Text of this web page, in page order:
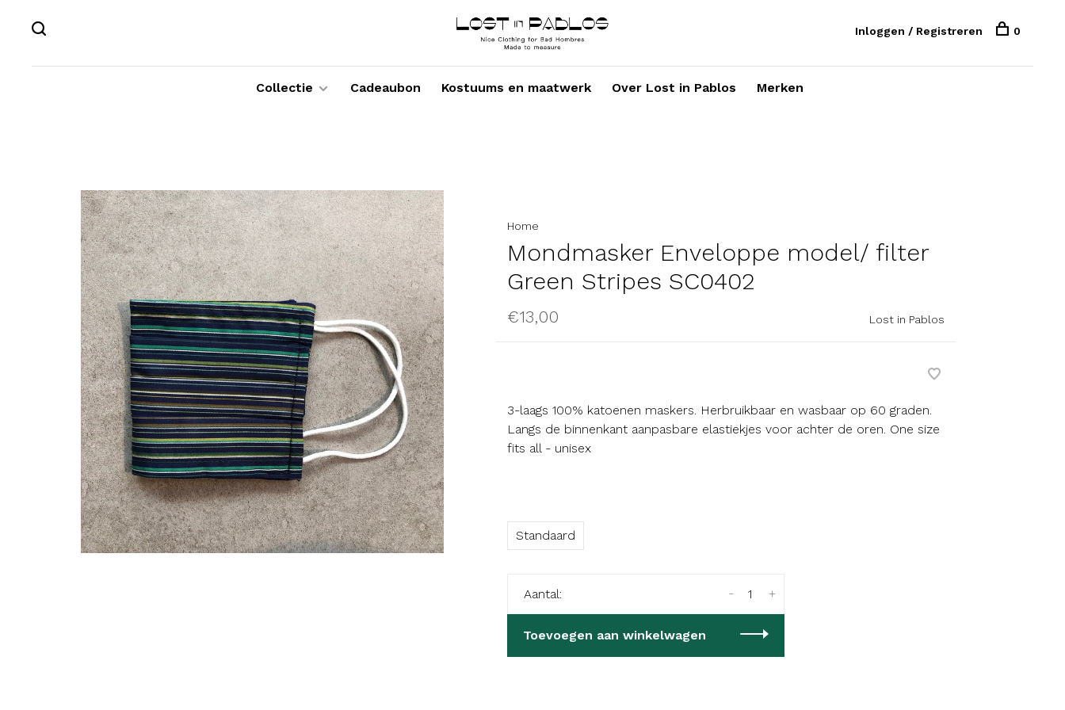
Collectie Cadeaubon Kostuums en maatwerk Over Lost in Pablos Merken
Inloggen / Registreren 0
Home
Mondmasker Enveloppe model/ filter
Green Stripes SC0402
€13,00 Lost in Pablos
3-laags 100% katoenen maskers. Herbruikbaar en wasbaar op 60 graden.
Langs de binnenkant aanpasbare elastiekjes voor achter de oren. One size
fits all - unisex
Standaard
Aantal: +
-
Toevoegen aan winkelwagen